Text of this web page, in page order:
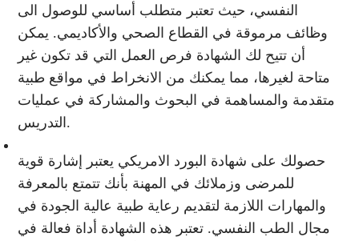
النفسي، حيث تعتبر متطلب أساسي للوصول الى
وظائف مرموقة في القطاع الصحي والأكاديمي. يمكن
أن تتيح لك الشهادة فرص العمل التي قد تكون غير
متاحة لغيرها، مما يمكنك من الانخراط في مواقع طبية
متقدمة والمساهمة في البحوث والمشاركة في عمليات
التدريس.
حصولك على شهادة البورد الامريكي يعتبر إشارة قوية
للمرضى وزملائك في المهنة بأنك تتمتع بالمعرفة
والمهارات اللازمة لتقديم رعاية طبية عالية الجودة في
مجال الطب النفسي. تعتبر هذه الشهادة أداة فعالة في